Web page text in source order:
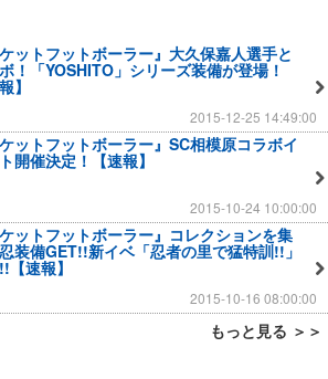
ケットフットボーラー』大久保嘉人選手と
！「YOSHITO」シリーズ装備が登場！
】
2015-12-25 14:49:00
ケットフットボーラー』SC相模原コラボイ
開催決定！【速報】
2015-10-24 10:00:00
ケットフットボーラー』コレクションを集
装備GET!!新イベ「忍者の里で猛特訓!!」
【速報】
2015-10-16 08:00:00
もっと見る ＞＞